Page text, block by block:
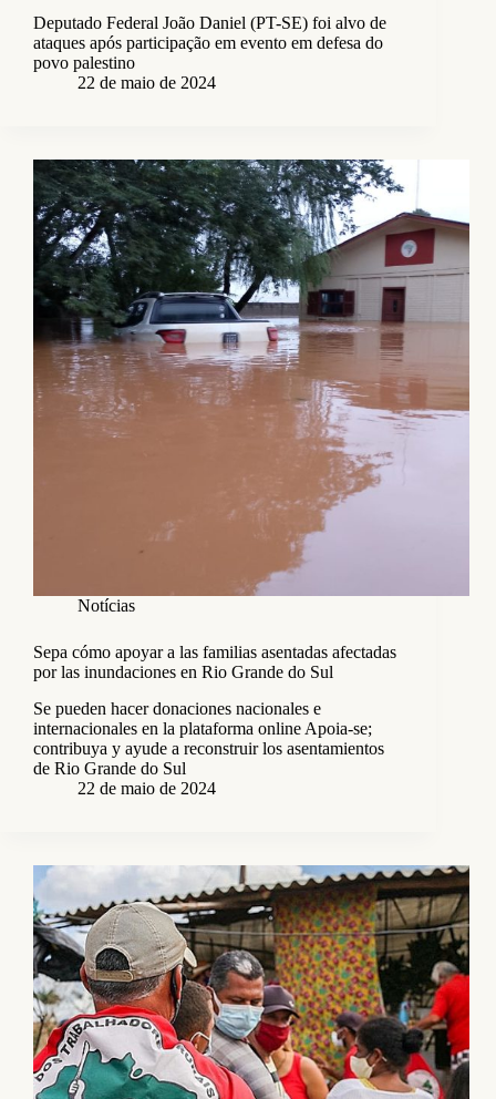
Deputado Federal João Daniel (PT-SE) foi alvo de
ataques após participação em evento em defesa do
povo palestino
22 de maio de 2024
Notícias
Sepa cómo apoyar a las familias asentadas afectadas
por las inundaciones en Rio Grande do Sul
Se pueden hacer donaciones nacionales e
internacionales en la plataforma online Apoia-se;
contribuya y ayude a reconstruir los asentamientos
de Rio Grande do Sul
22 de maio de 2024